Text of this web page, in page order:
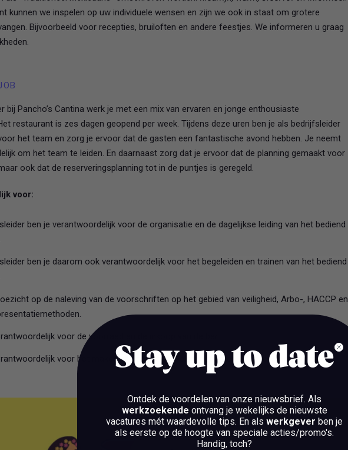
kunnen we inspelen op uw individuele wensen en zijn we ook in staat om grotere
Bijvoorbeeld voor recepties, bruiloften en andere feestjes. We informeren u graag
bij Pancho’s Cantina werk je met een mix van ervaren en jonge enthousiaste
restaurant is zes dagen geopend per week. Tijdens deze uren ben je als bedrijfsleider
het team en zorg je ervoor dat de gasten een fantastische avond hebben. Je neemt
om het team te leiden. En daarnaast zorg dat je ervoor dat de planning gemaakt voor
ook dat de reserveringsplanning tot in de puntjes is geregeld.
voor:
ben je verantwoordelijk voor de organisatie en de dagelijkse leiding van het bediend
ben je daarom ook verantwoordelijk voor het begeleiden en trainen van het bediend
op de naleving van de voorschriften op het gebied van veiligheid, Arbo-, HACCP en
voor de voorraad en de inkoop van de bar.
voor het maken van de personeelsroosters en de reserveringsplanning.
Stay up to date
Ontdek de voordelen van onze nieuwsbrief. Als
werkzoekende ontvang je wekelijks de nieuwste
vacatures mét waardevolle tips. En als werkgever ben je
als eerste op de hoogte van speciale acties/promo's.
Handig, toch?